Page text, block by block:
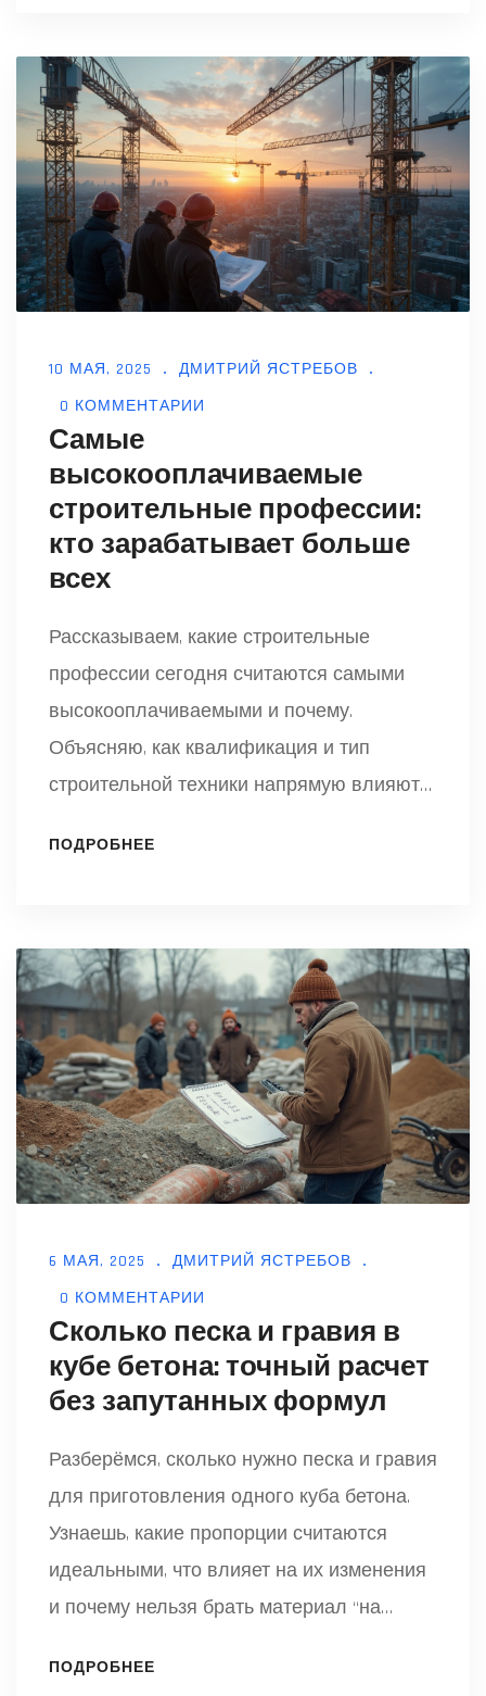
друга. Будет полезно тем, кто выбирает
вид строительства для своего будущего
дома или хочет понять, к кому обращаться
с конкретными задачами.
10 МАЯ, 2025
ДМИТРИЙ ЯСТРЕБОВ
0 КОММЕНТАРИИ
Самые
высокооплачиваемые
строительные профессии:
кто зарабатывает больше
всех
Рассказываем, какие строительные
профессии сегодня считаются самыми
высокооплачиваемыми и почему.
Объясняю, как квалификация и тип
строительной техники напрямую влияют
зарплат и делюсь инсайтами из
не зря те, кто хочет зарабатывать больше.
Будет полезно не только тем, кто ищет
работу, но и тем, кто интересуется
трендами в сфере строительства.
ПОДРОБНЕЕ
6 МАЯ, 2025
ДМИТРИЙ ЯСТРЕБОВ
0 КОММЕНТАРИИ
Сколько песка и гравия в
кубе бетона: точный расчет
без запутанных формул
Разберёмся, сколько нужно песка и гравия
для приготовления одного куба бетона.
Узнаешь, какие пропорции считаются
идеальными, что влияет на их изменения
и почему нельзя брать материал “на
переплатить за лишний песок или гравий,
ПОДРОБНЕЕ